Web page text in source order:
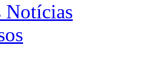
Notícias